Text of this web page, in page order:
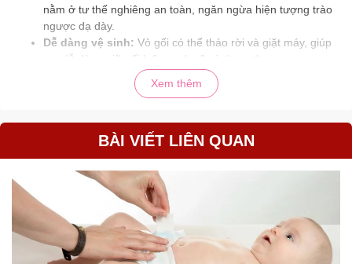
nằm ở tư thế nghiêng an toàn, ngăn ngừa hiện tượng trào
ngược dạ dày.
Dễ dàng vệ sinh: Vỏ gối có thể tháo rời và giặt máy, giúp
mẹ dễ dàng giữ gối luôn sạch sẽ và thơm tho.
Có thể sử dụng ở nhiều vị trí khác nhau như
giường, cũi, xe đẩy, hoặc khi bé nằm trên sàn nhà.
Đặt gối ở vị trí an toàn và thoải mái cho bé, có thể là
trong cũi, giường hoặc xe đẩy.
Đảm bảo gối sạch sẽ và khô ráo trước khi sử dụng.
Đặt bé lên gối:
Xem thêm
BÀI VIẾT LIÊN QUAN